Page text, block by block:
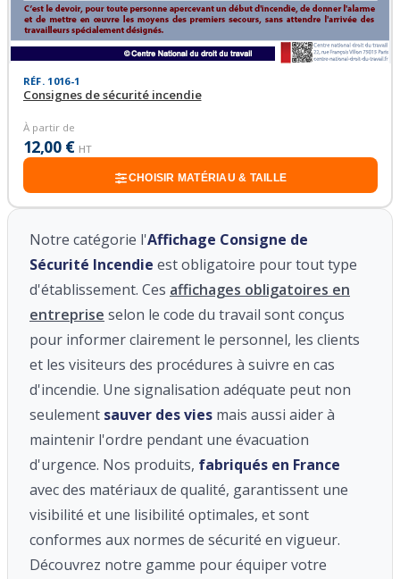
RÉF. 1016-1
Consignes de sécurité incendie
À partir de
12,00 € HT
CHOISIR MATÉRIAU & TAILLE
Notre catégorie l'Affichage Consigne de
Sécurité Incendie est obligatoire pour tout type
d'établissement. Ces affichages obligatoires en
entreprise selon le code du travail sont conçus
pour informer clairement le personnel, les clients
et les visiteurs des procédures à suivre en cas
d'incendie. Une signalisation adéquate peut non
seulement sauver des vies mais aussi aider à
maintenir l'ordre pendant une évacuation
d'urgence. Nos produits, fabriqués en France
avec des matériaux de qualité, garantissent une
visibilité et une lisibilité optimales, et sont
conformes aux normes de sécurité en vigueur.
Découvrez notre gamme pour équiper votre